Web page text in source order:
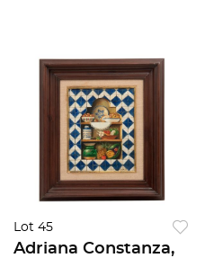
Lot 45
Adriana Constanza,